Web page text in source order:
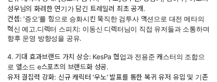
성우님의 화려한 연기가 담긴 트레일러 최초 공개.
컨셉: '증오'를 힘으로 승화시킨 묵직한 검투사 액션으로 대전 메타의
혁신 예고.디렉터 스피치: 이동신 디렉터님이 직접 유저들과 소통하며
향후 운영 방향성을 공유.
4. 기대 효과브랜드 가치 상승: KesPa 협업과 전용준 캐스터의 조합으
로 엘소드 e스포츠의 브랜드화 성공.
유저 결집력 강화: 신규 캐릭터 '우노' 발표를 통한 복귀 유저 유입 및 기존